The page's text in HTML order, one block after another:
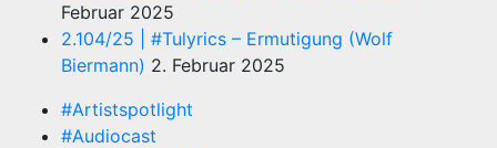
Februar 2025
2.104/25 | #Tulyrics – Ermutigung (Wolf
Biermann) 2. Februar 2025
#Artistspotlight
#Audiocast